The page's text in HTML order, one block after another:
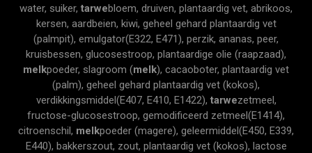
water, suiker, tarwebloem, druiven, plantaardig vet, abrikoos,
kersen, aardbeien, kiwi, geheel gehard plantaardig vet
(palmpit), emulgator(E322, E471), perzik, ananas, peer,
kruisbessen, glucosestroop, plantaardige olie (raapzaad),
melkpoeder, slagroom (melk), cacaoboter, plantaardig vet
(palm), geheel gehard plantaardig vet (kokos),
verdikkingsmiddel(E407, E410, E1422), tarwezetmeel,
fructose-glucosestroop, gemodificeerd zetmeel(E1414),
citroenschil, melkpoeder (magere), geleermiddel(E450, E339,
E440), bakkerszout, zout, plantaardig vet (kokos), lactose